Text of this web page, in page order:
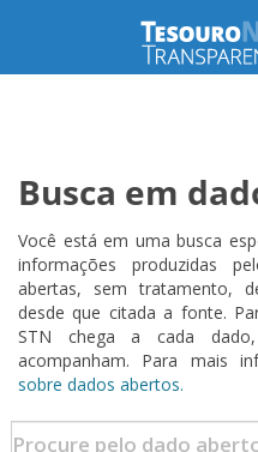
Busca em
Você está em uma busca
informações produzidas
abertas, sem tratamento,
desde que citada a fonte.
STN chega a cada
acompanham. Para mais
sobre dados abertos.